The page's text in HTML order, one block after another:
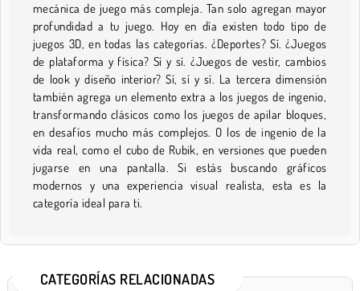
mecánica de juego más compleja. Tan solo agregan mayor
profundidad a tu juego. Hoy en día existen todo tipo de
juegos 3D, en todas las categorías. ¿Deportes? Sí. ¿Juegos
de plataforma y física? Sí y sí. ¿Juegos de vestir, cambios
de look y diseño interior? Sí, sí y sí. La tercera dimensión
también agrega un elemento extra a los juegos de ingenio,
transformando clásicos como los juegos de apilar bloques,
en desafíos mucho más complejos. O los de ingenio de la
vida real, como el cubo de Rubik, en versiones que pueden
jugarse en una pantalla. Si estás buscando gráficos
modernos y una experiencia visual realista, esta es la
categoría ideal para ti.
CATEGORÍAS RELACIONADAS